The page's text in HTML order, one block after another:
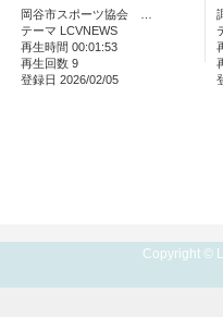
岡谷市スポーツ協会 …
テーマ LCVNEWS
再生時間 00:01:53
再生回数 9
登録日 2026/02/05
Copyright ©